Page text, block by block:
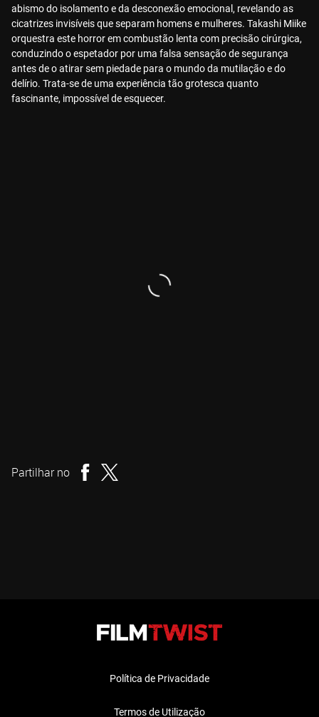
abismo do isolamento e da desconexão emocional, revelando as
cicatrizes invisíveis que separam homens e mulheres. Takashi Miike
orquestra este horror em combustão lenta com precisão cirúrgica,
conduzindo o espetador por uma falsa sensação de segurança
antes de o atirar sem piedade para o mundo da mutilação e do
delírio. Trata-se de uma experiência tão grotesca quanto
fascinante, impossível de esquecer.
Partilhar no
Política de Privacidade
Termos de Utilização